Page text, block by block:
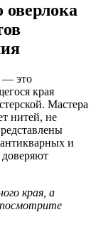
оверлока
— это
края
Мастера
нитей, не
и
края, а
посмотрите